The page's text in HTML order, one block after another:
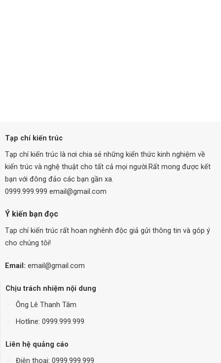
Tạp chí kiến trúc
Tạp chí kiến trúc là nơi chia sẻ những kiến thức kinh nghiệm về
kiến trúc và nghệ thuật cho tất cả mọi người.Rất mong được kết
bạn với đông đảo các bạn gần xa.
0999.999.999 email@gmail.com
Ý kiến bạn đọc
Tạp chí kiến trúc rất hoan nghênh độc giả gửi thông tin và góp ý
cho chúng tôi!
Email: email@gmail.com
Chịu trách nhiệm nội dung
Ông Lê Thanh Tâm
Hotline: 0999.999.999
Liên hệ quảng cáo
Điện thoại: 0999.999.999